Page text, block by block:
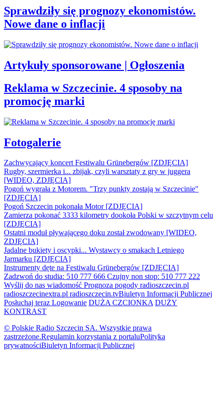
Sprawdziły się prognozy ekonomistów.
Nowe dane o inflacji
Artykuły sponsorowane | Ogłoszenia
Reklama w Szczecinie. 4 sposoby na
promocję marki
Fotogalerie
Zachwycający koncert Festiwalu Grünebergów [ZDJĘCIA]
Rugby, szermierka i... zbijak, czyli warsztaty z gry w juggera
[WIDEO, ZDJĘCIA]
Pogoń wygrała z Motorem. "Trzy punkty zostają w Szczecinie"
[ZDJĘCIA]
Pogoń Szczecin pokonała Motor [ZDJĘCIA]
Zamierza pokonać 3333 kilometry dookoła Polski w szczytnym celu
[ZDJĘCIA]
Ostatni moduł pływającego doku został zwodowany [WIDEO,
ZDJĘCIA]
Jadalne bukiety i oscypki... Wystawcy o smakach Letniego
Jarmarku [ZDJĘCIA]
Instrumenty dęte na Festiwalu Grünebergów [ZDJĘCIA]
Zadzwoń do studia: 510 777 666 Czujny non stop: 510 777 222
Wyślij do nas wiadomość Prognoza pogody radioszczecin.pl
radioszczecinextra.pl radioszczecin.tvBiuletyn Informacji Publicznej
Posłuchaj teraz Logowanie DUŻA CZCIONKA DUŻY
KONTRAST
© Polskie Radio Szczecin SA. Wszystkie prawa
zastrzeżone.Regulamin korzystania z portaluPolityka
prywatnościBiuletyn Informacji Publicznej